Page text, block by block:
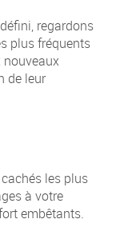
regardons
plus fréquents
de leur
les plus
à votre
embêtants.